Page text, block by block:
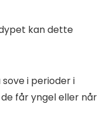
kan dette
i perioder i
får yngel eller når